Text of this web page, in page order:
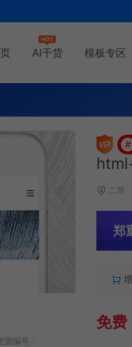
AI干货 模板专区
源编号
#
二哥
郑
免费